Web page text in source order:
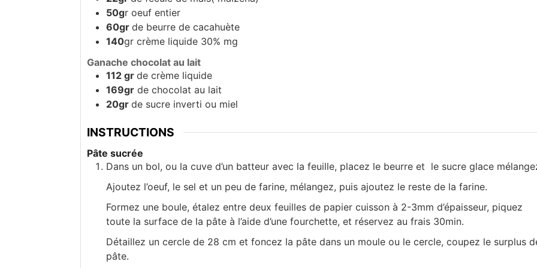
50gr oeuf entier
60grde beurre de cacahuète
140gr crème liquide 30% mg
Ganache chocolat au lait
112 grde crème liquide
169gr de chocolat au lait
20grde sucre inverti ou miel
INSTRUCTIONS
Pâte sucrée
Dans un bol, ou la cuve d’un batteur avec la feuille, placez le beurre et le sucre glace
Ajoutez l’oeuf, le sel et un peu de farine, mélangez, puis ajoutez le reste de la farine.
Formez une boule, étalez entre deux feuilles de papier cuisson à 2-3mm d’épaisseur, piquez
toute la surface de la pâte à l’aide d’une fourchette, et réservez au frais 30min.
Détaillez un cercle de 28 cm et foncez la pâte dans un moule ou le cercle, coupez le surplus
pâte.